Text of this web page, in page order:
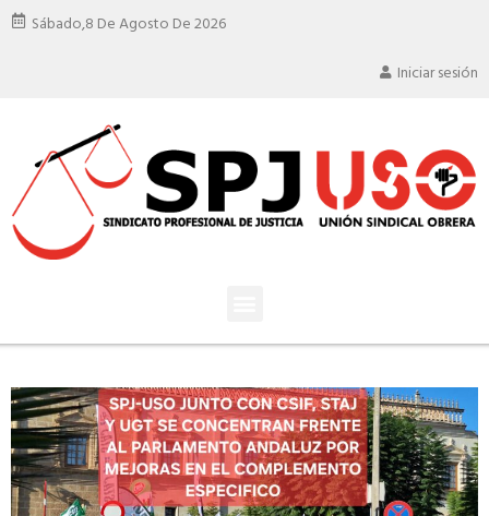
Sábado,8 De Agosto De 2026
Iniciar sesión